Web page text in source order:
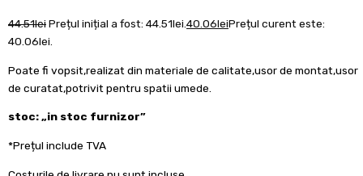
44.51leiPrețul inițial a fost: 44.51lei. 40.06leiPrețul curent este:
40.06lei.
Poate fi vopsit,realizat din materiale de calitate,usor de montat,usor
de curatat,potrivit pentru spatii umede.
stoc: „in stoc furnizor”
*Prețul include TVA